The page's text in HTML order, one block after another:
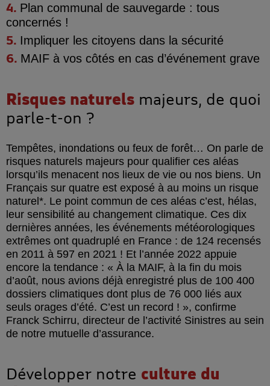
Plan communal de sauvegarde : tous
concernés !
Impliquer les citoyens dans la sécurité
MAIF à vos côtés en cas d’événement grave
Risques naturels majeurs, de quoi
parle-t-on ?
Tempêtes, inondations ou feux de forêt… On parle de
risques naturels majeurs pour qualifier ces aléas
lorsqu’ils menacent nos lieux de vie ou nos biens. Un
Français sur quatre est exposé à au moins un risque
naturel*. Le point commun de ces aléas c’est, hélas,
leur sensibilité au changement climatique. Ces dix
dernières années, les événements météorologiques
extrêmes ont quadruplé en France : de 124 recensés
en 2011 à 597 en 2021 ! Et l’année 2022 appuie
encore la tendance :
À la MAIF, à la fin du mois
d’août, nous avions déjà enregistré plus de 100 400
dossiers climatiques dont plus de 76 000 liés aux
seuls orages d’été. C’est un record !
, confirme
Franck Schirru, directeur de l’activité Sinistres au sein
de notre mutuelle d’assurance.
Développer notre culture du